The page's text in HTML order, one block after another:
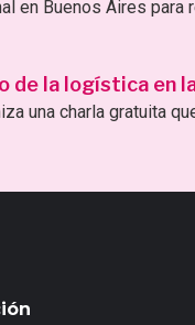
en Buenos Aires
de la logística en
una charla gratuita